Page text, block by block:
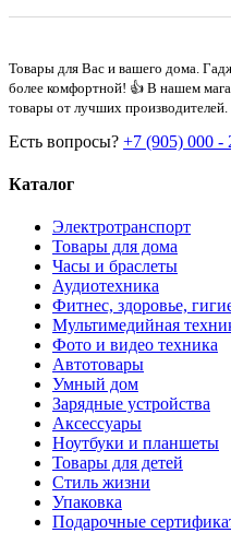
Товары для Вас и вашего дома.
более комфортной! 👍 В нашем
товары от лучших производителей.
Есть вопросы? +7 (905) 000 -
Каталог
Электротранспорт
Товары для дома
Часы и браслеты
Аудиотехника
Фитнес, здоровье,
Мультимедийная
Фото и видео техника
Автотовары
Умный дом
Зарядные устройства
Аксессуары
Ноутбуки и планшеты
Товары для детей
Стиль жизни
Упаковка
Подарочные